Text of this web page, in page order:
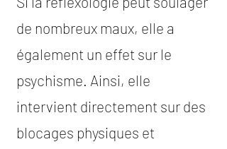
de nombreux maux, elle a
également un effet sur le
psychisme. Ainsi, elle
intervient directement sur des
blocages physiques et